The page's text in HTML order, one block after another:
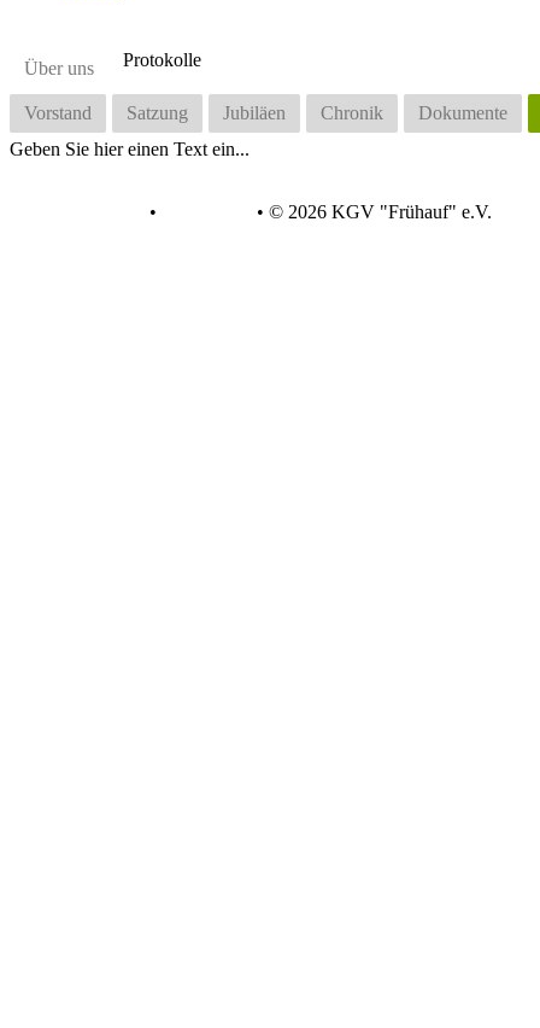
Über uns
Vorstand Satzung Jubiläen Chronik Dokumente
Protokolle
Geben Sie hier einen Text ein...
• • © 2026 KGV "Frühauf" e.V.